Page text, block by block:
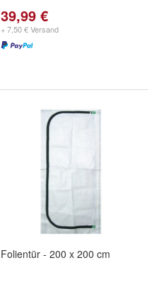
39,99 €
+ 7,50 € Versand
Folientür - 200 x 200 cm